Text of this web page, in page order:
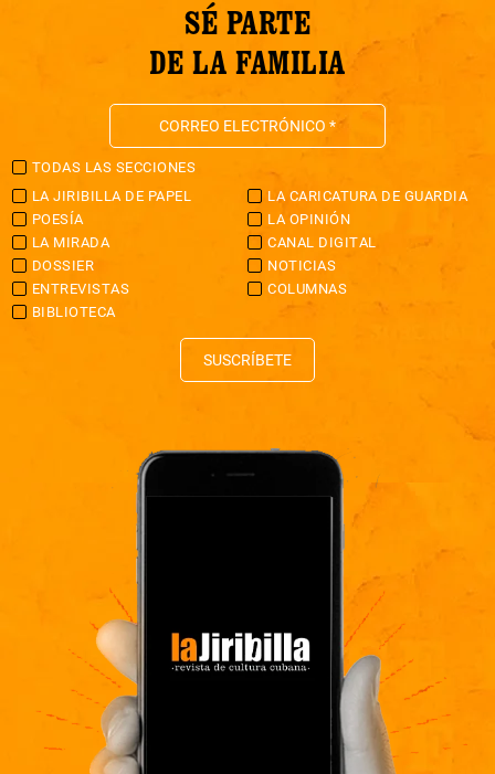
SÉ PARTE
DE LA FAMILIA
TODAS LAS SECCIONES
LA JIRIBILLA DE PAPEL
LA CARICATURA DE GUARDIA
POESÍA
LA OPINIÓN
LA MIRADA
CANAL DIGITAL
DOSSIER
NOTICIAS
ENTREVISTAS
COLUMNAS
BIBLIOTECA
SUSCRÍBETE